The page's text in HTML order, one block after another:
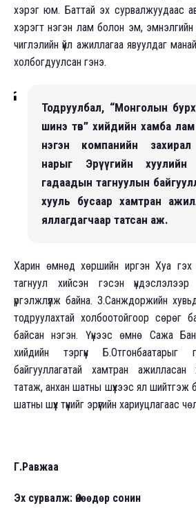
хэрэг юм. Баттай эх сурвалжуудаас
хэрэгт нэгэн лам болон эм,
чиглэлийн үйл ажиллагаа явуулдаг
холбогдуулсан гэнэ.
Тодруулбал, “Монголын
шинэ төв” хийдийн хамба
нэгэн компанийн
нарыг Эрүүгийн
гадаадын тагнуулын
хууль бусаар хамтран
яллагдагчаар татсан аж.
Харин өмнөд хөршийн иргэн Хуа
тагнуул хийсэн гэсэн
үргэлжлүүлж байна. З.Санждоржийн
тодруулахтай холбоотойгоор сөрөг
байсан нэгэн. Үүнээс өмнө Сажа
хийдийн тэргүүн Б.Отгонбаатарыг
байгууллагатай хамтран ажилласан
татаж, анхан шатны шүүхээс ял шийтгэж
шатны шүүх түүнийг эрүүгийн хариуцлагаас
Г.Равжаа
Эх сурвалж: Өнөөдөр сонин